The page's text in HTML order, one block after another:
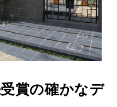
賞の確かなデ